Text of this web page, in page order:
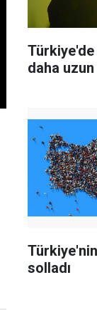
daha
solladı